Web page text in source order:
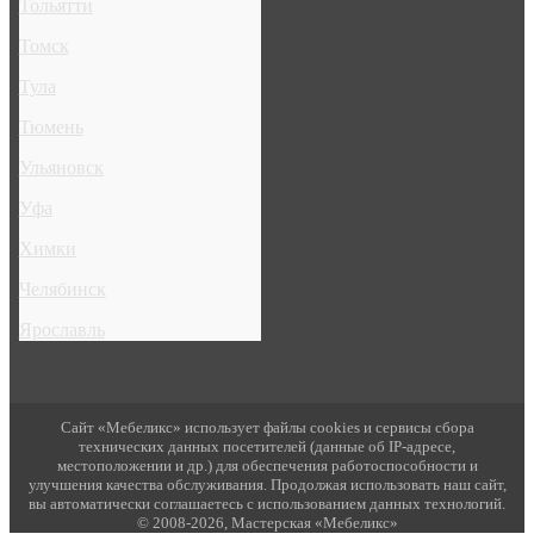
Тольятти
Томск
Тула
Тюмень
Ульяновск
Уфа
Химки
Челябинск
Ярославль
Сайт «Мебеликс» использует файлы cookies и сервисы сбора
технических данных посетителей (данные об IP-адресе,
местоположении и др.) для обеспечения работоспособности и
улучшения качества обслуживания. Продолжая использовать наш сайт,
вы автоматически соглашаетесь с использованием данных технологий.
© 2008-2026, Мастерская «Мебеликс»